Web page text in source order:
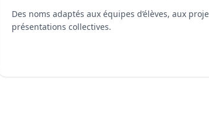
Des noms adaptés aux équipes d’élèves, aux
présentations collectives.